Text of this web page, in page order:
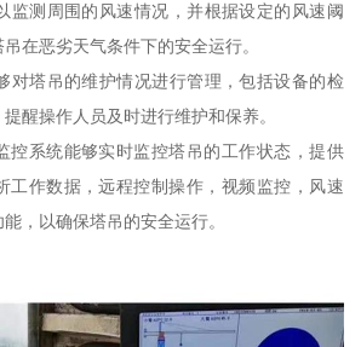
监测周围的风速情况，并根据设定的风速阈
在恶劣天气条件下的安全运行。
对塔吊的维护情况进行管理，包括设备的检
醒操作人员及时进行维护和保养。
控系统能够实时监控塔吊的工作状态，提供
工作数据，远程控制操作，视频监控，风速
，以确保塔吊的安全运行。